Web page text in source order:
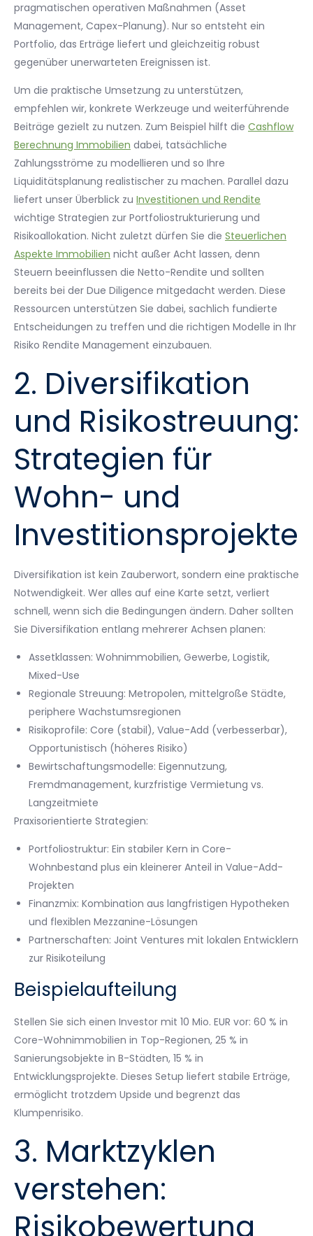
pragmatischen operativen Maßnahmen (Asset
Management, Capex-Planung). Nur so entsteht ein
Portfolio, das Erträge liefert und gleichzeitig robust
gegenüber unerwarteten Ereignissen ist.
Um die praktische Umsetzung zu unterstützen,
empfehlen wir, konkrete Werkzeuge und weiterführende
Beiträge gezielt zu nutzen. Zum Beispiel hilft die Cashflow
Berechnung Immobilien dabei, tatsächliche
Zahlungsströme zu modellieren und so Ihre
Liquiditätsplanung realistischer zu machen. Parallel dazu
liefert unser Überblick zu Investitionen und Rendite
wichtige Strategien zur Portfoliostrukturierung und
Risikoallokation. Nicht zuletzt dürfen Sie die Steuerlichen
Aspekte Immobilien nicht außer Acht lassen, denn
Steuern beeinflussen die Netto-Rendite und sollten
bereits bei der Due Diligence mitgedacht werden. Diese
Ressourcen unterstützen Sie dabei, sachlich fundierte
Entscheidungen zu treffen und die richtigen Modelle in Ihr
Risiko Rendite Management einzubauen.
2. Diversifikation
und Risikostreuung:
Strategien für
Wohn- und
Investitionsprojekte
Diversifikation ist kein Zauberwort, sondern eine praktische
Notwendigkeit. Wer alles auf eine Karte setzt, verliert
schnell, wenn sich die Bedingungen ändern. Daher sollten
Sie Diversifikation entlang mehrerer Achsen planen:
Assetklassen: Wohnimmobilien, Gewerbe, Logistik,
Mixed-Use
Regionale Streuung: Metropolen, mittelgroße Städte,
periphere Wachstumsregionen
Risikoprofile: Core (stabil), Value-Add (verbesserbar),
Opportunistisch (höheres Risiko)
Bewirtschaftungsmodelle: Eigennutzung,
Fremdmanagement, kurzfristige Vermietung vs.
Langzeitmiete
Praxisorientierte Strategien:
Portfoliostruktur: Ein stabiler Kern in Core-
Wohnbestand plus ein kleinerer Anteil in Value-Add-
Projekten
Finanzmix: Kombination aus langfristigen Hypotheken
und flexiblen Mezzanine-Lösungen
Partnerschaften: Joint Ventures mit lokalen Entwicklern
zur Risikoteilung
Beispielaufteilung
Stellen Sie sich einen Investor mit 10 Mio. EUR vor: 60 % in
Core-Wohnimmobilien in Top-Regionen, 25 % in
Sanierungsobjekte in B-Städten, 15 % in
Entwicklungsprojekte. Dieses Setup liefert stabile Erträge,
ermöglicht trotzdem Upside und begrenzt das
Klumpenrisiko.
3. Marktzyklen
verstehen:
Risikobewertung